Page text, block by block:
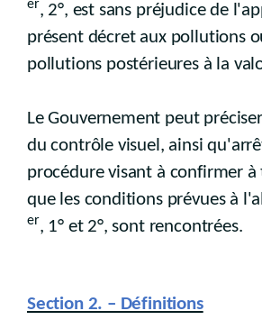
er, 2°, est sans préjudice de
présent décret aux pollutions
pollutions postérieures à la
Le Gouvernement peut
du contrôle visuel, ainsi
procédure visant à confirmer
que les conditions prévues à
er, 1° et 2°, sont rencontrées.
Section 2. – Définitions